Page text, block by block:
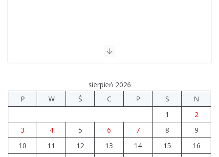
sierpień 2026
P
W Ś C P S
N
1
2
3
4 5 6 7 8
9
10
11 12 13 14 15
16